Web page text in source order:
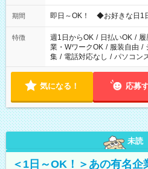
仕事により勤務時間が異なり
期間 即日～OK！ ◆お好きな日1
特徴 週1日からOK / 日払いOK / 履
業・WワークOK / 服装自由 /
集 / 電話対応なし / パソコン
気になる！ 応募
未読
＜1日～OK！＞あの有名